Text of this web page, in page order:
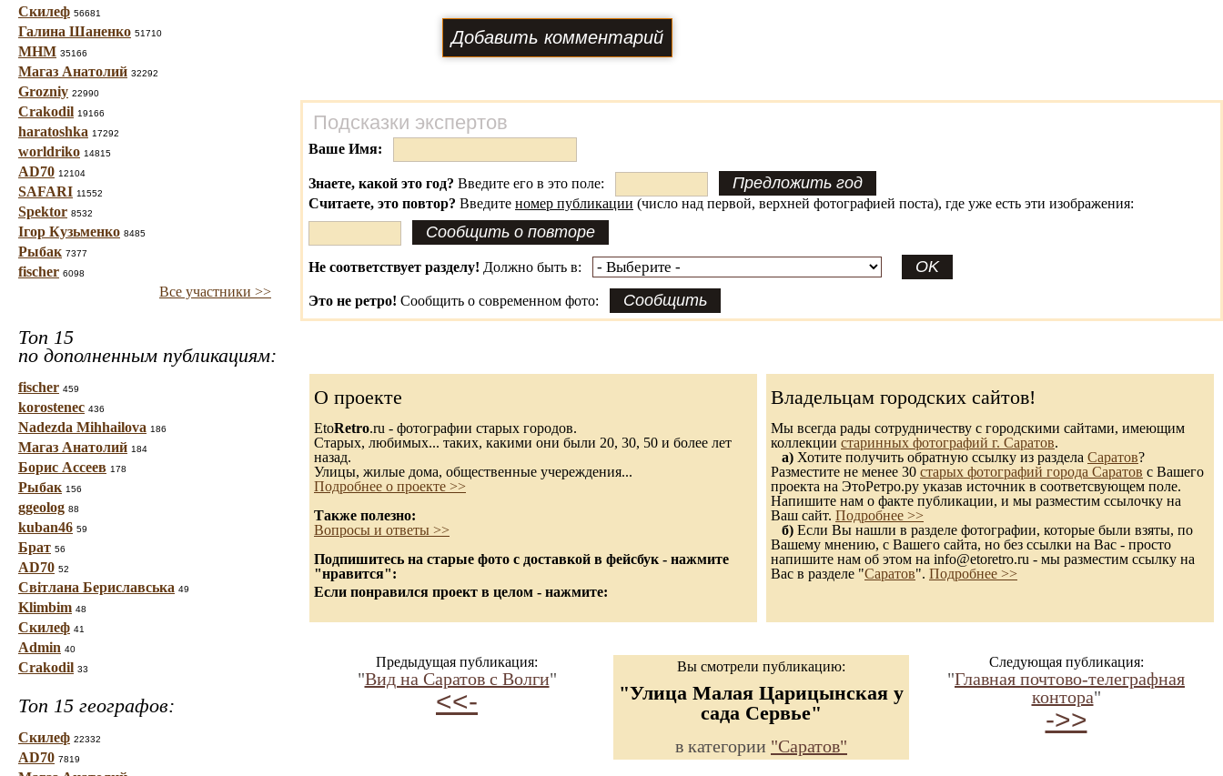
Скилеф 56681
Галина Шаненко 51710
МНМ 35166
Магаз Анатолий 32292
Grozniy 22990
Crakodil 19166
haratoshka 17292
worldriko 14815
AD70 12104
SAFARI 11552
Spektor 8532
Ігор Кузьменко 8485
Рыбак 7377
fischer 6098
Все участники >>
Топ 15
по дополненным публикациям:
fischer 459
korostenec 436
Nadezda Mihhailova 186
Магаз Анатолий 184
Борис Ассеев 178
Рыбак 156
ggeolog 88
kuban46 59
Брат 56
AD70 52
Світлана Бериславська 49
Klimbim 48
Скилеф 41
Admin 40
Crakodil 33
Топ 15 географов:
Скилеф 22332
AD70 7819
Подсказки экспертов
Ваше Имя:
Знаете, какой это год? Введите его в это поле:
Считаете, это повтор? Введите номер публикации (число над первой, верхней фотографией поста), где уже есть эти изображения:
Не соответствует разделу! Должно быть в:
Это не ретро! Сообщить о современном фото:
О проекте
EtoRetro.ru - фотографии старых городов.
Старых, любимых... таких, какими они были 20, 30, 50 и более лет
назад.
Улицы, жилые дома, общественные учереждения...
Подробнее о проекте >>
Также полезно:
Вопросы и ответы >>
Подпишитесь на старые фото с доставкой в фейсбук - нажмите
"нравится":
Если понравился проект в целом - нажмите:
Владельцам городских сайтов!
Мы всегда рады сотрудничеству с городскими сайтами, имеющим
коллекции старинных фотографий г. Саратов.
а) Хотите получить обратную ссылку из раздела Саратов?
Разместите не менее 30 старых фотографий города Саратов с Вашего
проекта на ЭтоРетро.ру указав источник в соответсвующем поле.
Напишите нам о факте публикации, и мы разместим ссылочку на
Ваш сайт. Подробнее >>
б) Если Вы нашли в разделе фотографии, которые были взяты, по
Вашему мнению, с Вашего сайта, но без ссылки на Вас - просто
напишите нам об этом на info@etoretro.ru - мы разместим ссылку на
Вас в разделе "Саратов". Подробнее >>
Предыдущая публикация:
"Вид на Саратов с Волги"
<<-
Вы смотрели публикацию:
"Улица Малая Царицынская у
сада Сервье"
в категории "Саратов"
Следующая публикация:
"Главная почтово-телеграфная
контора"
->>